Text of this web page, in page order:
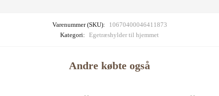
Varenummer (SKU):
10670400046411873
Kategori: Egetræshylder til hjemmet
Andre købte også